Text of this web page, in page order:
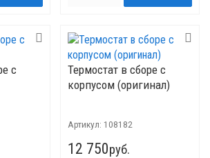
с
Термостат в сборе с
корпусом (оригинал)
Артикул: 108182
12 750руб.